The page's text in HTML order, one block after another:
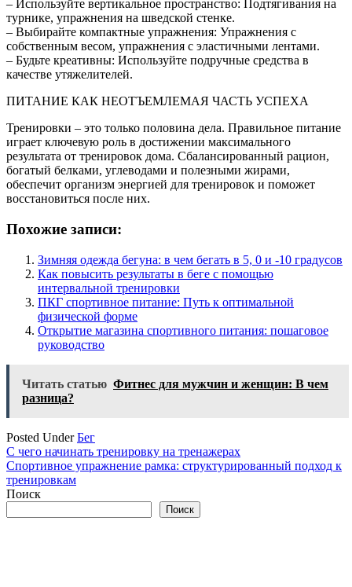
– Используйте вертикальное пространство: Подтягивания на
турнике, упражнения на шведской стенке.
– Выбирайте компактные упражнения: Упражнения с
собственным весом, упражнения с эластичными лентами.
– Будьте креативны: Используйте подручные средства в
качестве утяжелителей.
ПИТАНИЕ КАК НЕОТЪЕМЛЕМАЯ ЧАСТЬ УСПЕХА
Тренировки – это только половина дела. Правильное питание
играет ключевую роль в достижении максимального
результата от тренировок дома. Сбалансированный рацион,
богатый белками, углеводами и полезными жирами,
обеспечит организм энергией для тренировок и поможет
восстановиться после них.
Похожие записи:
Зимняя одежда бегуна: в чем бегать в 5, 0 и -10 градусов
Как повысить результаты в беге с помощью
интервальной тренировки
ПКГ спортивное питание: Путь к оптимальной
физической форме
Открытие магазина спортивного питания: пошаговое
руководство
Читать статью Фитнес для мужчин и женщин: В чем
разница?
Posted UnderБег
Навигация
по
записям
С чего начинать тренировку на тренажерах
Спортивное упражнение рамка: структурированный подход к
тренировкам
Поиск
Поиск